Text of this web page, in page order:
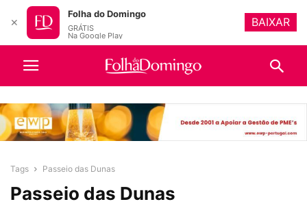
Tags Passeio das Dunas
Passeio das Dunas
✕
Folha do Domingo
GRÁTIS
Na Google Play
BAIXAR